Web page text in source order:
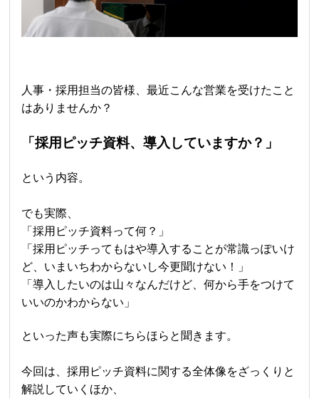
人事・採用担当の皆様、最近こんな営業を受けたこと
はありませんか？
「採用ピッチ資料、導入していますか？」
という内容。
でも実際、
「採用ピッチ資料って何？」
「採用ピッチってもはや導入することが常識っぽいけ
ど、いまいちわからないし今更聞けない！」
「導入したいのは山々なんだけど、何から手をつけて
いいのかわからない」
といった声も実際にちらほらと聞きます。
今回は、採用ピッチ資料に関する全体像をざっくりと
解説していくほか、